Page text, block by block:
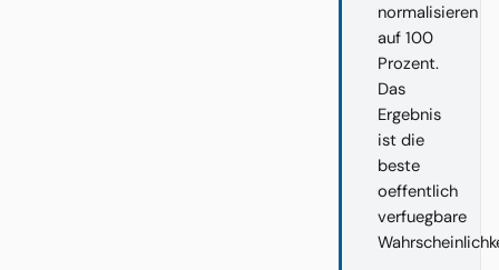
normalisieren
auf 100
Prozent.
Das
Ergebnis
ist die
beste
oeffentlich
verfuegbare